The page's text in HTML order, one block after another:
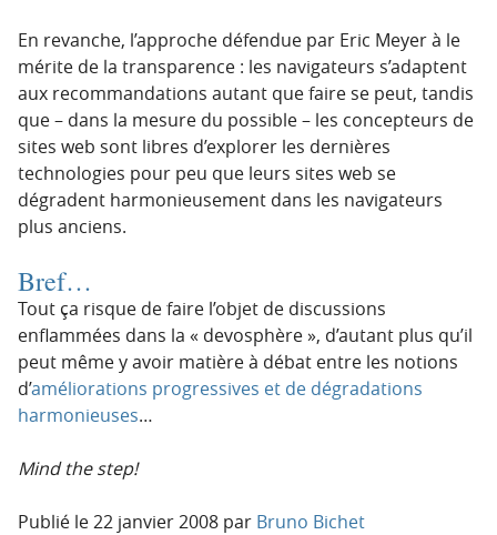
En revanche, l’approche défendue par Eric Meyer à le
mérite de la transparence : les navigateurs s’adaptent
aux recommandations autant que faire se peut, tandis
que – dans la mesure du possible – les concepteurs de
sites web sont libres d’explorer les dernières
technologies pour peu que leurs sites web se
dégradent harmonieusement dans les navigateurs
plus anciens.
Bref…
Tout ça risque de faire l’objet de discussions
enflammées dans la « devosphère », d’autant plus qu’il
peut même y avoir matière à débat entre les notions
d’améliorations progressives et de dégradations
harmonieuses…
Mind the step!
Publié le22 janvier 2008 par Bruno Bichet